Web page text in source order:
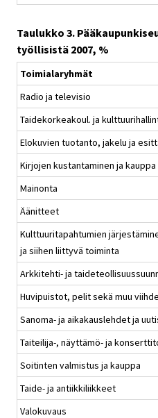
Taulukko 3.
työllisistä 2007, %
Toimialaryhmät
Radio ja televisio
Taidekorkeakoul. ja
Elokuvien tuotanto, jakelu ja
Kirjojen kustantaminen ja kauppa
Mainonta
Äänitteet
Kulttuuritapahtumien
ja siihen liittyvä toiminta
Arkkitehti- ja
Huvipuistot, pelit sekä muu
Sanoma- ja aikakauslehdet ja
Taiteilija-, näyttämö- ja
Soitinten valmistus ja kauppa
Taide- ja antiikkiliikkeet
Valokuvaus